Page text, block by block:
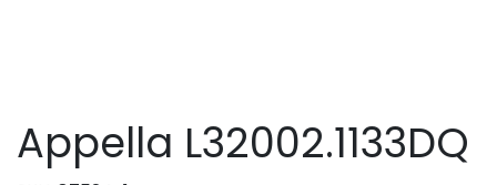
Appella L32002.1133DQ